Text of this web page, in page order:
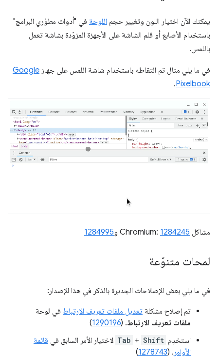
يمكنك الآن اختيار اللون وتغيير حجم اللوحة في "أدوات مطوّري البرامج"
باستخدام الأصابع أو قلم الشاشة على الأجهزة المزوّدة بشاشة تعمل
باللمس.
في ما يلي مثال تم التقاطه باستخدام شاشة اللمس على جهاز Google
Pixelbook
.
مشاكل Chromium: 1284245 و1284995
لمحات متنوّعة
في ما يلي بعض الإصلاحات الجديرة بالذكر في هذا الإصدار:
تم إصلاح مشكلة تعديل ملفات تعريف الارتباط في لوحة
ملفات تعريف الارتباط. (
1290196
)
استخدِم Shift
+
Tab لاختيار الأمر السابق في قائمة
الأوامر . (
1278743
)